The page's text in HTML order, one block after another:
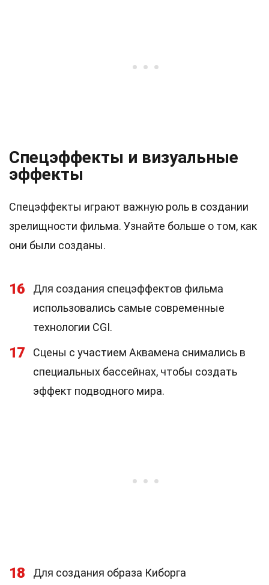
Спецэффекты и визуальные
эффекты
Спецэффекты играют важную роль в создании
зрелищности фильма. Узнайте больше о том, как
они были созданы.
16
Для создания спецэффектов фильма
использовались самые современные
технологии CGI.
17
Сцены с участием Аквамена снимались в
специальных бассейнах, чтобы создать
эффект подводного мира.
18
Для создания образа Киборга